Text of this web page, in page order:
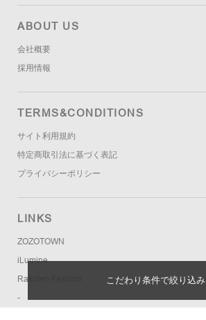
こだわり条件で絞り込み
ABOUT US
会社概要
採用情報
TERMS&CONDITIONS
サイト利用規約
特定商取引法に基づく表記
プライバシーポリシー
LINKS
ZOZOTOWN
iLumine
Rakuten Fashion
-